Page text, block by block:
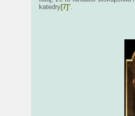
katedry[7]".